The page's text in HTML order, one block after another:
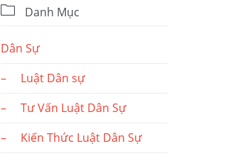
 Danh Mục
Dân Sự
– Luật Dân sự
– Tư Vấn Luật Dân Sự
– Kiến Thức Luật Dân Sự